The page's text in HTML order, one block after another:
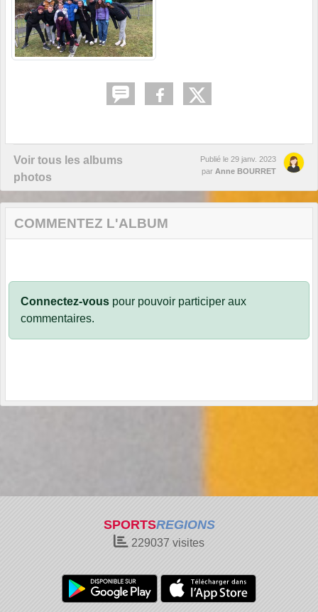
Voir tous les albums
photos
Publié le 29 janv. 2023
par Anne BOURRET
COMMENTEZ L'ALBUM
Connectez-vous pour pouvoir participer aux
commentaires.
SPORTSREGIONS
229037 visites